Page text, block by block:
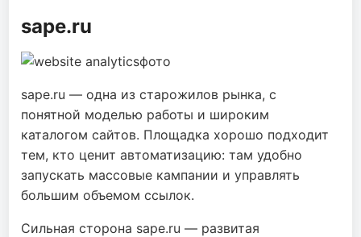
sape.ru
sape.ru — одна из старожилов рынка, с
понятной моделью работы и широким
каталогом сайтов. Площадка хорошо подходит
тем, кто ценит автоматизацию: там удобно
запускать массовые кампании и управлять
большим объемом ссылок.
Сильная сторона sape.ru — развитая